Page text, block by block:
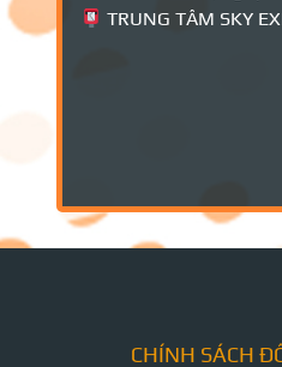
TRUNG TÂM SKY
CHÍNH SÁCH